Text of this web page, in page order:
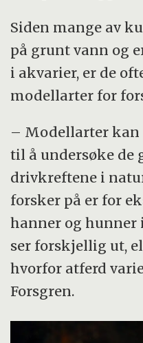
Siden mange av
på grunt vann og
i akvarier, er de
modellarter for
– Modellarter
til å undersøke de
drivkreftene i
forsker på er for
hanner og hunner
ser forskjellig ut,
hvorfor atferd
Forsgren.